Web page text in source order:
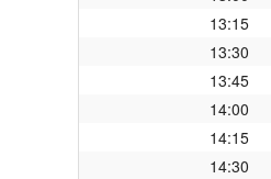
13:15
13:30
13:45
14:00
14:15
14:30